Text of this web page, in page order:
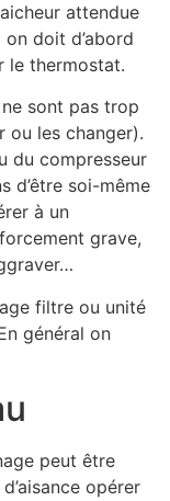
attendue
doit d’abord
le thermostat.
sont pas trop
ou les changer).
du compresseur
d’être soi-même
à un
grave,
filtre ou unité
général on
peut être
opérer